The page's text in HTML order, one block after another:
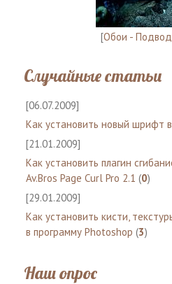
[Обои -
Случайные статьи
[06.07.2009]
Как установить новый шрифт
[21.01.2009]
Как установить плагин
Av.Bros Page Curl Pro 2.1 (0)
[29.01.2009]
Как установить кисти,
в программу Photoshop (3)
Наш опрос